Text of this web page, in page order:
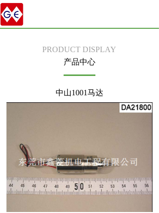
PRODUCT DISPLAY
产品中心
中山1001马达